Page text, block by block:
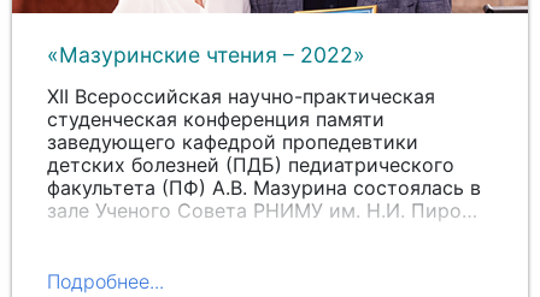
«Мазуринские чтения – 2022»
XII Всероссийская научно-практическая
студенческая конференция памяти
заведующего кафедрой пропедевтики
детских болезней (ПДБ) педиатрического
факультета (ПФ) А.В. Мазурина состоялась в
зале Ученого Совета РНИМУ им. Н.И. Пиро…
Подробнее...